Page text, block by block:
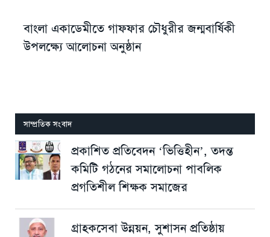
বাংলা একাডেমীতে গাফফার চৌধুরীর জন্মবার্ষিকী
উপলক্ষ্যে আলোচনা অনুষ্ঠান
সাম্প্রতিক সংবাদ
প্রকাশিত প্রতিবেদন ‘ভিত্তিহীন’, তদন্ত
কমিটি গঠনের সমালোচনা পাবলিক
প্রগতিশীল শিক্ষক সমাজের
গ্রাহকসেবা উন্নয়ন, সুশাসন প্রতিষ্ঠায়